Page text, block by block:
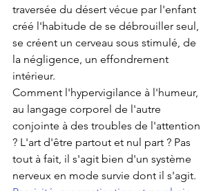
traversée du désert vécue par l'enfant
créé l'habitude de se débrouiller seul,
se créent un cerveau sous stimulé, de
la négligence, un effondrement
intérieur.
Comment l'hypervigilance à l'humeur,
au langage corporel de l'autre
conjointe à des troubles de l'attention
? L'art d'être partout et nul part ? Pas
tout à fait, il s'agit bien d'un système
nerveux en mode survie dont il s'agit.